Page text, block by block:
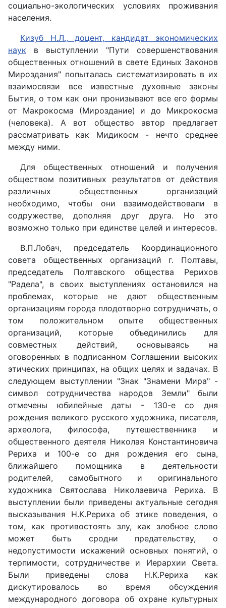
социально-экологических условиях проживания
населения.
Кизуб Н.Л., доцент, кандидат экономических
наук в выступлении "Пути совершенствования
общественных отношений в свете Единых Законов
Мироздания" попыталась систематизировать в их
взаимосвязи все известные духовные законы
Бытия, о том как они пронизывают все его формы
от Макрокосма (Мироздание) и до Микрокосма
(человека). А вот общество автор предлагает
рассматривать как Мидикосм - нечто среднее
между ними.
Для общественных отношений и получения
обществом позитивных результатов от действия
различных общественных организаций
необходимо, чтобы они взаимодействовали в
содружестве, дополняя друг друга. Но это
возможно только при единстве целей и интересов.
В.П.Лобач, председатель Координационного
совета общественных организаций г. Полтавы,
председатель Полтавского общества Рерихов
"Радела", в своих выступлениях остановился на
проблемах, которые не дают общественным
организациям города плодотворно сотрудничать, о
том положительном опыте общественных
организаций, которые объединились для
совместных действий, основываясь на
оговоренных в подписанном Соглашении высоких
этических принципах, на общих целях и задачах. В
следующем выступлении "Знак "Знамени Мира" -
символ сотрудничества народов Земли" были
отмечены юбилейные даты - 130-е со дня
рождения великого русского художника, писателя,
археолога, философа, путешественника и
общественного деятеля Николая Константиновича
Рериха и 100-е со дня рождения его сына,
ближайшего помощника в деятельности
родителей, самобытного и оригинального
художника Святослава Николаевича Рериха. В
выступлении были приведены актуальные сегодня
высказывания Н.К.Рериха об этике поведения, о
том, как противостоять злу, как злобное слово
может быть сродни предательству, о
недопустимости искажений основных понятий, о
терпимости, сотрудничестве и Иерархии Света.
Были приведены слова Н.К.Рериха как
дискутировалось во время обсуждения
международного договора об охране культурных